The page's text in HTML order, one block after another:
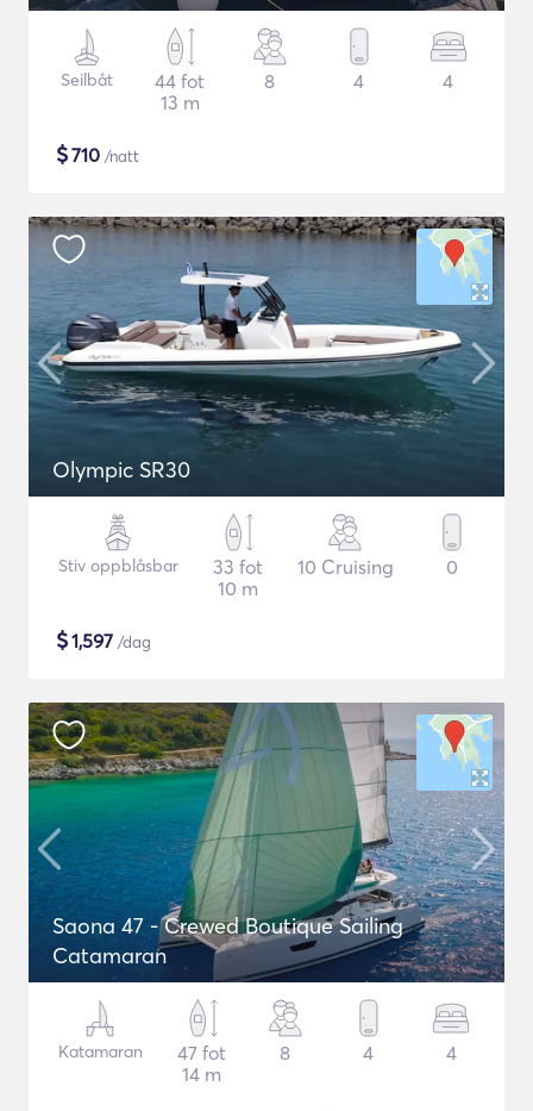
Seilbåt
44 fot
13 m
8 4 4
$710 /natt
Olympic SR30
Stiv oppblåsbar
33 fot
10 m
10 Cruising 0
$1,597 /dag
Saona 47 - Crewed Boutique Sailing
Catamaran
Katamaran
47 fot
14 m
8 4 4